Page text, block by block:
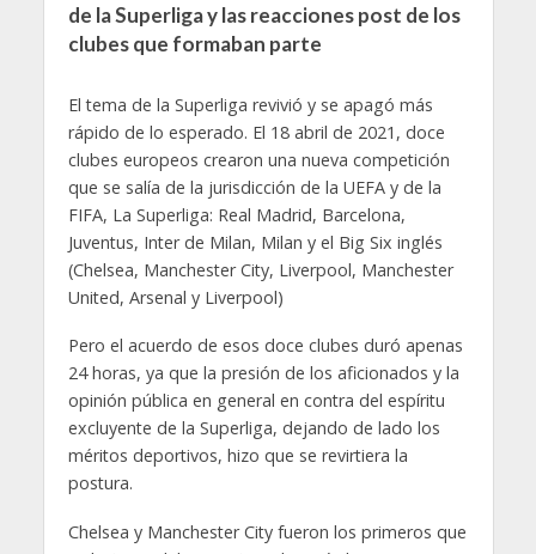
de la Superliga y las reacciones post de los
clubes que formaban parte
El tema de la Superliga revivió y se apagó más
rápido de lo esperado. El 18 abril de 2021, doce
clubes europeos crearon una nueva competición
que se salía de la jurisdicción de la UEFA y de la
FIFA, La Superliga: Real Madrid, Barcelona,
Juventus, Inter de Milan, Milan y el Big Six inglés
(Chelsea, Manchester City, Liverpool, Manchester
United, Arsenal y Liverpool)
Pero el acuerdo de esos doce clubes duró apenas
24 horas, ya que la presión de los aficionados y la
opinión pública en general en contra del espíritu
excluyente de la Superliga, dejando de lado los
méritos deportivos, hizo que se revirtiera la
postura.
Chelsea y Manchester City fueron los primeros que